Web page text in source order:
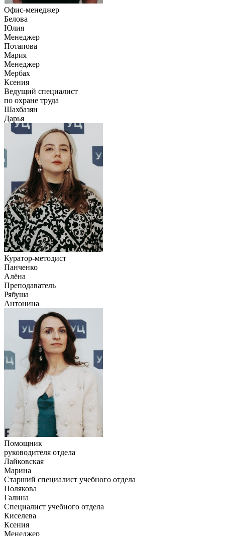
Офис-менеджер
Белова
Юлия
Менеджер
Потапова
Мария
Менеджер
Мербах
Ксения
Ведущий специалист
по охране труда
Шахбазян
Дарья
Куратор-методист
Панченко
Алёна
Преподаватель
Рябуша
Антонина
Помощник
руководителя отдела
Лайковская
Марина
Старший специалист учебного отдела
Полякова
Галина
Специалист учебного отдела
Киселева
Ксения
Менеджер